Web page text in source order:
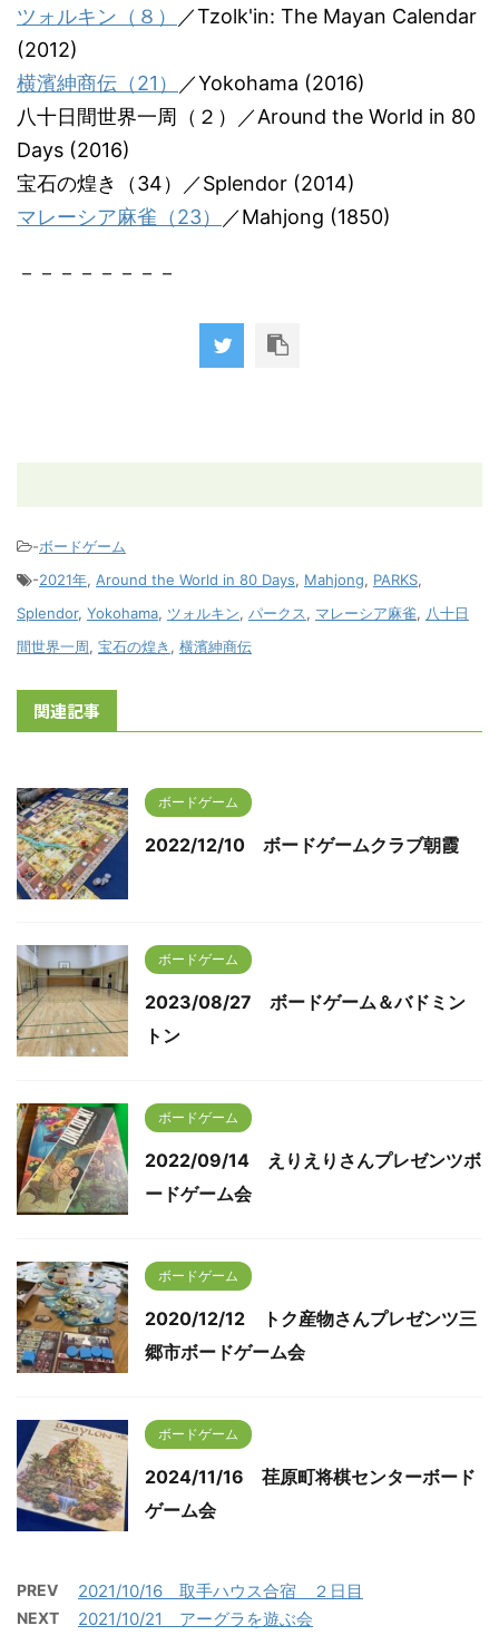
ツォルキン（８）
／Tzolk'in: The Mayan Calendar
(2012)
横濱紳商伝（21）
／Yokohama (2016)
八十日間世界一周（２）／Around the World in 80
Days (2016)
宝石の煌き（34）／Splendor (2014)
マレーシア麻雀（23）
／Mahjong (1850)
－－－－－－－－
-ボードゲーム
-2021年, Around the World in 80 Days, Mahjong, PARKS,
Splendor, Yokohama, ツォルキン, パークス, マレーシア麻雀, 八十日
間世界一周, 宝石の煌き , 横濱紳商伝
関連記事
ボードゲーム
2022/12/10 ボードゲームクラブ朝霞
ボードゲーム
2023/08/27 ボードゲーム＆バドミン
トン
ボードゲーム
2022/09/14 えりえりさんプレゼンツボ
ードゲーム会
ボードゲーム
2020/12/12 トク産物さんプレゼンツ三
郷市ボードゲーム会
ボードゲーム
2024/11/16 荏原町将棋センターボード
ゲーム会
PREV 2021/10/16 取手ハウス合宿 ２日目
NEXT 2021/10/21 アーグラを遊ぶ会